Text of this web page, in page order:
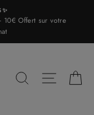
10€ Offert sur votre
SEARCHSITE